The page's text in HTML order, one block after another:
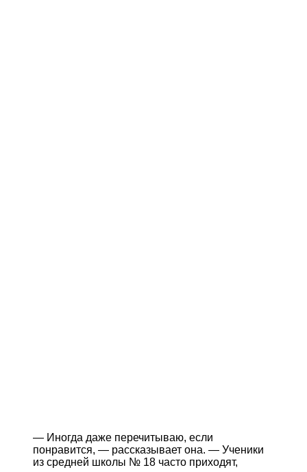
— Иногда даже перечитываю, если
понравится, — рассказывает она. — Ученики
из средней школы № 18 часто приходят,